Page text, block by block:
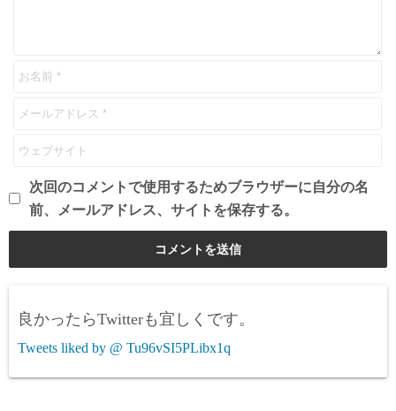
次回のコメントで使用するためブラウザーに自分の名
前、メールアドレス、サイトを保存する。
良かったらTwitterも宜しくです。
Tweets liked by @ Tu96vSI5PLibx1q